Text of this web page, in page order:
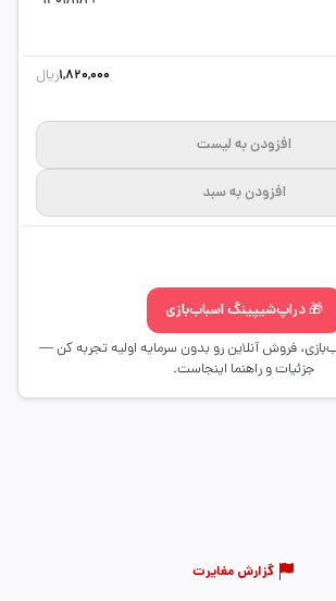
1,820,000ریال
افزودن به لیست
افزودن به سبد
🎁 دراپ‌شیپینگ اسباب‌بازی
فروش آنلاین رو بدون سرمایه اولیه تجربه کن —
جزئیات و راهنما اینجاست.
گزارش مغایرت